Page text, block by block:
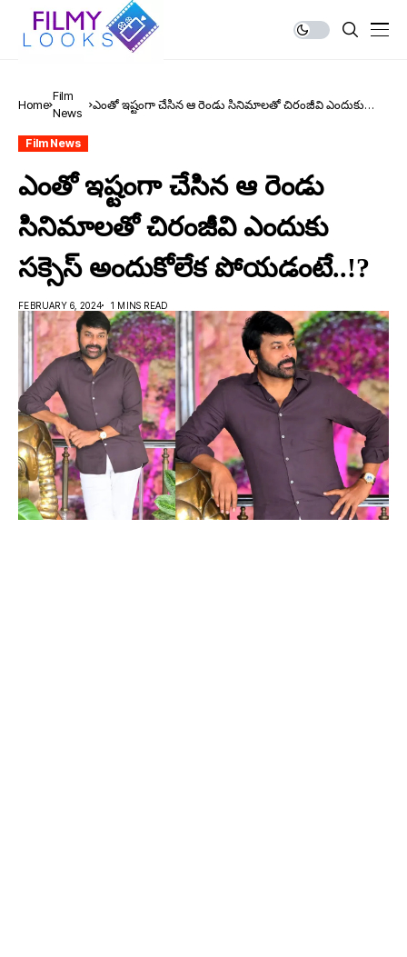
Home
Film
News
ఎంతో ఇష్టంగా చేసిన ఆ రెండు సినిమాలతో చిరంజీవి ఎందుకు
Film News
ఎంతో ఇష్టంగా చేసిన ఆ రెండు
సినిమాలతో చిరంజీవి ఎందుకు
సక్సెస్ అందుకోలేక పోయడంటే..!?
FEBRUARY 6, 2024 1 MINS READ